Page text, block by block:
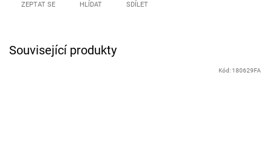
ZEPTAT SE HLÍDAT SDÍLET
Související produkty
Kód: 180629FA